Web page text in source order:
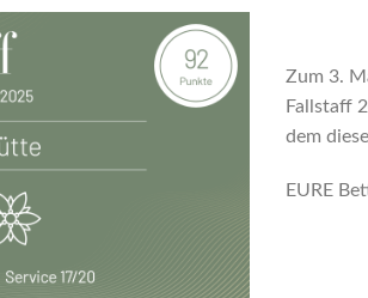
Zum 3.
Fallstaff
dem
EURE